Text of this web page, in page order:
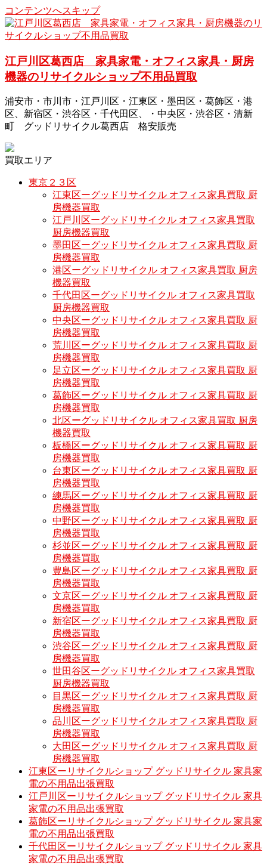
コンテンツへスキップ
江戸川区葛西店 家具家電・オフィス家具・厨房
機器のリサイクルショップ不用品買取
浦安市・市川市・江戸川区・江東区・墨田区・葛飾区・港
区、新宿区・渋谷区・千代田区、・中央区・渋谷区・清新
町 グッドリサイクル葛西店 格安販売
買取エリア
東京２３区
江東区ーグッドリサイクル オフィス家具買取 厨
房機器買取
江戸川区ーグッドリサイクル オフィス家具買取
厨房機器買取
墨田区ーグッドリサイクル オフィス家具買取 厨
房機器買取
港区ーグッドリサイクル オフィス家具買取 厨房
機器買取
千代田区ーグッドリサイクル オフィス家具買取
厨房機器買取
中央区ーグッドリサイクル オフィス家具買取 厨
房機器買取
荒川区ーグッドリサイクル オフィス家具買取 厨
房機器買取
足立区ーグッドリサイクル オフィス家具買取 厨
房機器買取
葛飾区ーグッドリサイクル オフィス家具買取 厨
房機器買取
北区ーグッドリサイクル オフィス家具買取 厨房
機器買取
板橋区ーグッドリサイクル オフィス家具買取 厨
房機器買取
台東区ーグッドリサイクル オフィス家具買取 厨
房機器買取
練馬区ーグッドリサイクル オフィス家具買取 厨
房機器買取
中野区ーグッドリサイクル オフィス家具買取 厨
房機器買取
杉並区ーグッドリサイクル オフィス家具買取 厨
房機器買取
豊島区ーグッドリサイクル オフィス家具買取 厨
房機器買取
文京区ーグッドリサイクル オフィス家具買取 厨
房機器買取
新宿区ーグッドリサイクル オフィス家具買取 厨
房機器買取
渋谷区ーグッドリサイクル オフィス家具買取 厨
房機器買取
世田谷区ーグッドリサイクル オフィス家具買取
厨房機器買取
目黒区ーグッドリサイクル オフィス家具買取 厨
房機器買取
品川区ーグッドリサイクル オフィス家具買取 厨
房機器買取
大田区ーグッドリサイクル オフィス家具買取 厨
房機器買取
江東区ーリサイクルショップ グッドリサイクル 家具家
電の不用品出張買取
江戸川区ーリサイクルショップ グッドリサイクル 家具
家電の不用品出張買取
葛飾区ーリサイクルショップ グッドリサイクル 家具家
電の不用品出張買取
千代田区ーリサイクルショップ グッドリサイクル 家具
家電の不用品出張買取